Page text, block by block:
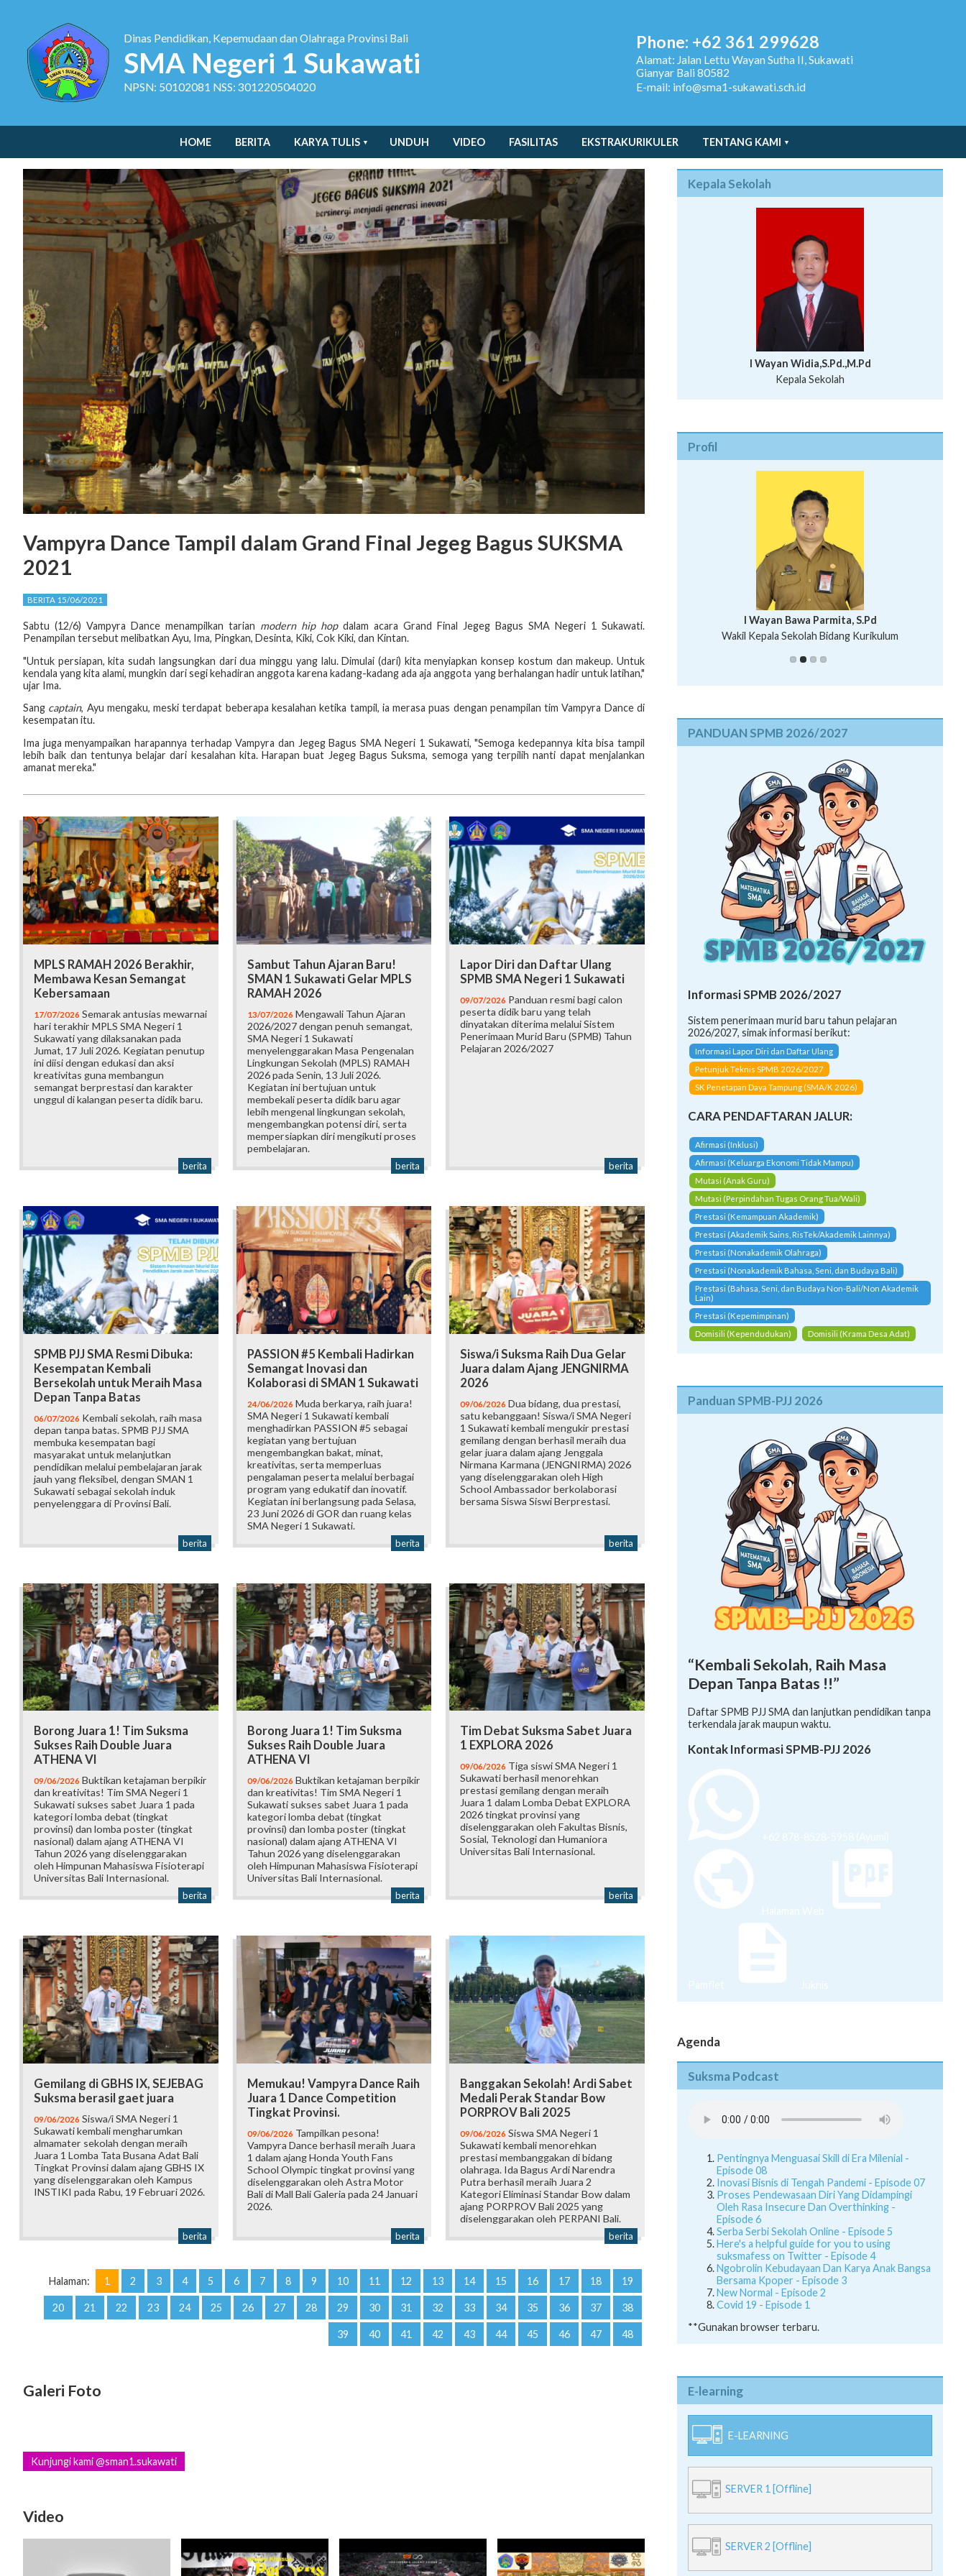
Dinas Pendidikan, Kepemudaan dan Olahraga Provinsi Bali
SMA Negeri 1 Sukawati
NPSN: 50102081 NSS: 301220504020
Phone: +62 361 299628
Alamat: Jalan Lettu Wayan Sutha II, Sukawati
Gianyar Bali 80582
E-mail: info@sma1-sukawati.sch.id
HOME BERITA KARYA TULIS UNDUH VIDEO FASILITAS EKSTRAKURIKULER TENTANG KAMI
Vampyra Dance Tampil dalam Grand Final Jegeg Bagus SUKSMA
2021
BERITA 15/06/2021
Sabtu (12/6) Vampyra Dance menampilkan tarian modern hip hopdalam acara Grand Final Jegeg Bagus SMA Negeri 1 Sukawati.
Penampilan tersebut melibatkan Ayu, Ima, Pingkan, Desinta, Kiki, Cok Kiki, dan Kintan.
"Untuk persiapan, kita sudah langsungkan dari dua minggu yang lalu. Dimulai (dari) kita menyiapkan konsep kostum dan makeup. Untuk
kendala yang kita alami, mungkin dari segi kehadiran anggota karena kadang-kadang ada aja anggota yang berhalangan hadir untuk latihan,"
ujar Ima.
Sang captain, Ayu mengaku, meski terdapat beberapa kesalahan ketika tampil, ia merasa puas dengan penampilan tim Vampyra Dance di
kesempatan itu.
Ima juga menyampaikan harapannya terhadap Vampyra dan Jegeg Bagus SMA Negeri 1 Sukawati, "Semoga kedepannya kita bisa tampil
lebih baik dan tentunya belajar dari kesalahan kita. Harapan buat Jegeg Bagus Suksma, semoga yang terpilih nanti dapat menjalankan
amanat mereka."
MPLS RAMAH 2026 Berakhir,
Membawa Kesan Semangat
Kebersamaan
17/07/2026 Semarak antusias mewarnai
hari terakhir MPLS SMA Negeri 1
Sukawati yang dilaksanakan pada
Jumat, 17 Juli 2026. Kegiatan penutup
ini diisi dengan edukasi dan aksi
kreativitas guna membangun
semangat berprestasi dan karakter
unggul di kalangan peserta didik baru.
berita
Sambut Tahun Ajaran Baru!
SMAN 1 Sukawati Gelar MPLS
RAMAH 2026
13/07/2026 Mengawali Tahun Ajaran
2026/2027 dengan penuh semangat,
SMA Negeri 1 Sukawati
menyelenggarakan Masa Pengenalan
Lingkungan Sekolah (MPLS) RAMAH
2026 pada Senin, 13 Juli 2026.
Kegiatan ini bertujuan untuk
membekali peserta didik baru agar
lebih mengenal lingkungan sekolah,
mengembangkan potensi diri, serta
mempersiapkan diri mengikuti proses
pembelajaran.
berita
Lapor Diri dan Daftar Ulang
SPMB SMA Negeri 1 Sukawati
09/07/2026 Panduan resmi bagi calon
peserta didik baru yang telah
dinyatakan diterima melalui Sistem
Penerimaan Murid Baru (SPMB) Tahun
Pelajaran 2026/2027
berita
SPMB PJJ SMA Resmi Dibuka:
Kesempatan Kembali
Bersekolah untuk Meraih Masa
Depan Tanpa Batas
06/07/2026 Kembali sekolah, raih masa
depan tanpa batas. SPMB PJJ SMA
membuka kesempatan bagi
masyarakat untuk melanjutkan
pendidikan melalui pembelajaran jarak
jauh yang fleksibel, dengan SMAN 1
Sukawati sebagai sekolah induk
penyelenggara di Provinsi Bali.
berita
PASSION #5 Kembali Hadirkan
Semangat Inovasi dan
Kolaborasi di SMAN 1 Sukawati
24/06/2026 Muda berkarya, raih juara!
SMA Negeri 1 Sukawati kembali
menghadirkan PASSION #5 sebagai
kegiatan yang bertujuan
mengembangkan bakat, minat,
kreativitas, serta memperluas
pengalaman peserta melalui berbagai
program yang edukatif dan inovatif.
Kegiatan ini berlangsung pada Selasa,
23 Juni 2026 di GOR dan ruang kelas
SMA Negeri 1 Sukawati.
berita
Siswa/i Suksma Raih Dua Gelar
Juara dalam Ajang JENGNIRMA
2026
09/06/2026 Dua bidang, dua prestasi,
satu kebanggaan! Siswa/i SMA Negeri
1 Sukawati kembali mengukir prestasi
gemilang dengan berhasil meraih dua
gelar juara dalam ajang Jenggala
Nirmana Karmana (JENGNIRMA) 2026
yang diselenggarakan oleh High
School Ambassador berkolaborasi
bersama Siswa Siswi Berprestasi.
berita
Borong Juara 1! Tim Suksma
Sukses Raih Double Juara
ATHENA VI
09/06/2026 Buktikan ketajaman berpikir
dan kreativitas! Tim SMA Negeri 1
Sukawati sukses sabet Juara 1 pada
kategori lomba debat (tingkat
provinsi) dan lomba poster (tingkat
nasional) dalam ajang ATHENA VI
Tahun 2026 yang diselenggarakan
oleh Himpunan Mahasiswa Fisioterapi
Universitas Bali Internasional.
berita
Borong Juara 1! Tim Suksma
Sukses Raih Double Juara
ATHENA VI
09/06/2026 Buktikan ketajaman berpikir
dan kreativitas! Tim SMA Negeri 1
Sukawati sukses sabet Juara 1 pada
kategori lomba debat (tingkat
provinsi) dan lomba poster (tingkat
nasional) dalam ajang ATHENA VI
Tahun 2026 yang diselenggarakan
oleh Himpunan Mahasiswa Fisioterapi
Universitas Bali Internasional.
berita
Tim Debat Suksma Sabet Juara
1 EXPLORA 2026
09/06/2026 Tiga siswi SMA Negeri 1
Sukawati berhasil menorehkan
prestasi gemilang dengan meraih
Juara 1 dalam Lomba Debat EXPLORA
2026 tingkat provinsi yang
diselenggarakan oleh Fakultas Bisnis,
Sosial, Teknologi dan Humaniora
Universitas Bali Internasional.
berita
Gemilang di GBHS IX, SEJEBAG
Suksma berasil gaet juara
09/06/2026 Siswa/i SMA Negeri 1
Sukawati kembali mengharumkan
almamater sekolah dengan meraih
Juara 1 Lomba Tata Busana Adat Bali
Tingkat Provinsi dalam ajang GBHS IX
yang diselenggarakan oleh Kampus
INSTIKI pada Rabu, 19 Februari 2026.
berita
Memukau! Vampyra Dance Raih
Juara 1 Dance Competition
Tingkat Provinsi.
09/06/2026 Tampilkan pesona!
Vampyra Dance berhasil meraih Juara
1 dalam ajang Honda Youth Fans
School Olympic tingkat provinsi yang
diselenggarakan oleh Astra Motor
Bali di Mall Bali Galeria pada 24 Januari
2026.
berita
Banggakan Sekolah! Ardi Sabet
Medali Perak Standar Bow
PORPROV Bali 2025
09/06/2026 Siswa SMA Negeri 1
Sukawati kembali menorehkan
prestasi membanggakan di bidang
olahraga. Ida Bagus Ardi Narendra
Putra berhasil meraih Juara 2
Kategori Eliminasi Standar Bow dalam
ajang PORPROV Bali 2025 yang
diselenggarakan oleh PERPANI Bali.
berita
Halaman: 1 2 3 4 5 6 7 8 9 10 11 12 13 14 15 16 17 18 19
20 21 22 23 24 25 26 27 28 29 30 31 32 33 34 35 36 37 38
39 40 41 42 43 44 45 46 47 48
Galeri Foto
Kunjungi kami @sman1.sukawati
Video
Kepala Sekolah
I Wayan Widia,S.Pd.,M.Pd
Kepala Sekolah
Profil
Putu Suhartana, S.Pd.
I Wayan Bawa Parmita, S.Pd
Wakil Kepala Sekolah Bidang Kurikulum
I Wayan Gede Aditya Pratita, S.Pd., M.Sn
Wakil Kepala Sekolah Bidang Kesiswaan
Ni Wayan Nopi Sutantri, S.Pd.
PANDUAN SPMB 2026/2027
Informasi SPMB 2026/2027
Sistem penerimaan murid baru tahun pelajaran
2026/2027, simak informasi berikut:
Informasi Lapor Diri dan Daftar Ulang
Petunjuk Teknis SPMB 2026/2027
SK Penetapan Daya Tampung (SMA/K 2026)
CARA PENDAFTARAN JALUR:
Afirmasi (Inklusi)
Afirmasi (Keluarga Ekonomi Tidak Mampu)
Mutasi (Anak Guru)
Mutasi (Perpindahan Tugas Orang Tua/Wali)
Prestasi (Kemampuan Akademik)
Prestasi (Akademik Sains, RisTek/Akademik Lainnya)
Prestasi (Nonakademik Olahraga)
Prestasi (Nonakademik Bahasa, Seni, dan Budaya Bali)
Prestasi (Bahasa, Seni, dan Budaya Non-Bali/Non Akademik
Lain)
Prestasi (Kepemimpinan)
Domisili (Kependudukan)
Domisili (Krama Desa Adat)
Panduan SPMB-PJJ 2026
“Kembali Sekolah, Raih Masa
Depan Tanpa Batas !!”
Daftar SPMB PJJ SMA dan lanjutkan pendidikan tanpa
terkendala jarak maupun waktu.
Kontak Informasi SPMB-PJJ 2026
+62 878-8528-5958 (Ayumi)
Halaman Web
Pamflet Juknis
Agenda
Suksma Podcast
Pentingnya Menguasai Skill di Era Milenial -
Episode 08
Inovasi Bisnis di Tengah Pandemi - Episode 07
Proses Pendewasaan Diri Yang Didampingi
Oleh Rasa Insecure Dan Overthinking -
Episode 6
Serba Serbi Sekolah Online - Episode 5
Here's a helpful guide for you to using
suksmafess on Twitter - Episode 4
Ngobrolin Kebudayaan Dan Karya Anak Bangsa
Bersama Kpoper - Episode 3
New Normal - Episode 2
Covid 19 - Episode 1
**Gunakan browser terbaru.
E-learning
E-LEARNING
SERVER 1 [Offline]
SERVER 2 [Offline]